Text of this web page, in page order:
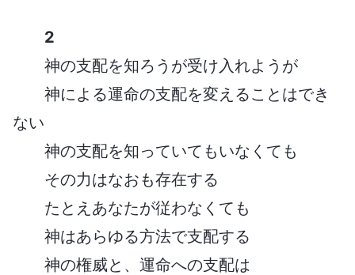
2
神の支配を知ろうが受け入れようが
神による運命の支配を変えることはでき
ない
神の支配を知っていてもいなくても
その力はなおも存在する
たとえあなたが従わなくても
神はあらゆる方法で支配する
神の権威と、運命への支配は